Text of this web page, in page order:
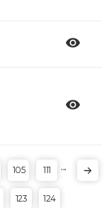
105 111 ...
123 124